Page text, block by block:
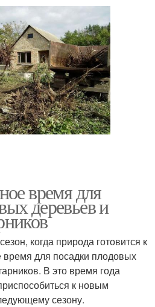
время для
деревьев и
когда природа готовится к
для посадки плодовых
В это время года
к новым
сезону.